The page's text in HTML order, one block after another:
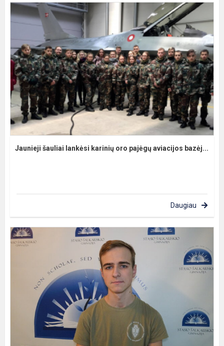
Jaunieji šauliai lankėsi karinių oro pajėgų aviacijos bazėj...
Daugiau